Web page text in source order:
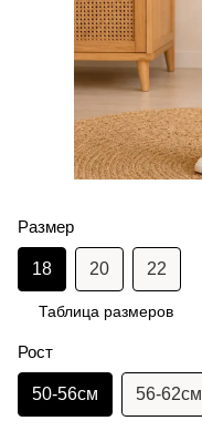
Размер
18 20 22
Таблица размеров
Рост
50-56см 56-62см